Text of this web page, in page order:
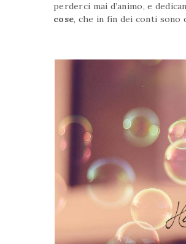
perderci mai d’animo, e
cose, che in fin dei conti sono